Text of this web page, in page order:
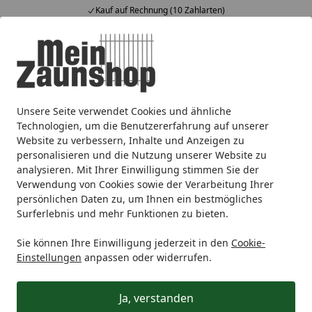
Unsere Seite verwendet Cookies und ähnliche
Technologien, um die Benutzererfahrung auf unserer
Website zu verbessern, Inhalte und Anzeigen zu
personalisieren und die Nutzung unserer Website zu
analysieren. Mit Ihrer Einwilligung stimmen Sie der
Verwendung von Cookies sowie der Verarbeitung Ihrer
persönlichen Daten zu, um Ihnen ein bestmögliches
Surferlebnis und mehr Funktionen zu bieten.
Sie können Ihre Einwilligung jederzeit in den Cookie-
Einstellungen anpassen oder widerrufen.
Ja, verstanden
Kauf auf Rechnung (10 Zahlarten)
Alle Produkte
Mein Konto
Suchen
Startseite
Alberts® Beschlagsortiment für Doppeltore DURAVIS®
Alberts® Beschlagsortiment für
Doppeltore DURAVIS®
schwarzdiamant